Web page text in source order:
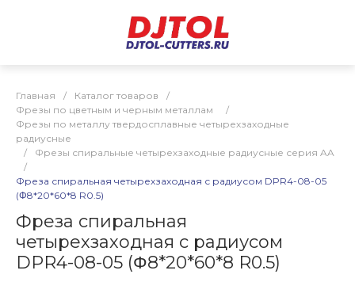
Главная / Каталог товаров
/
Фрезы по цветным и черным металлам
/
Фрезы по металлу твердосплавные четырехзаходные
радиусные
/
Фрезы спиральные четырехзаходные радиусные серия AA
/
Фреза спиральная четырехзаходная с радиусом DPR4-08-05
(Φ8*20*60*8 R0.5)
Фреза спиральная
четырехзаходная с радиусом
DPR4-08-05 (Φ8*20*60*8 R0.5)